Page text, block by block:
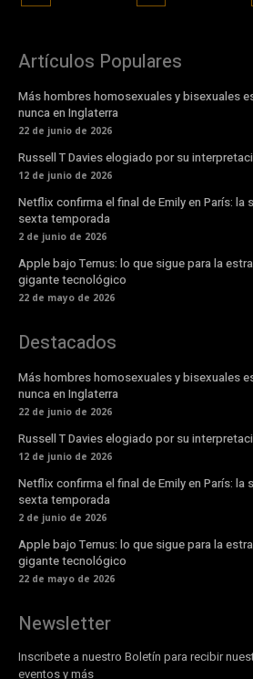
Artículos Populares
Más hombres homosexuales y bisexuales
nunca en Inglaterra
22 de junio de 2026
Russell T Davies elogiado por su
12 de junio de 2026
Netflix confirma el final de Emily en París: la
sexta temporada
2 de junio de 2026
Apple bajo Ternus: lo que sigue para la
gigante tecnológico
22 de mayo de 2026
Destacados
Más hombres homosexuales y bisexuales
nunca en Inglaterra
22 de junio de 2026
Russell T Davies elogiado por su
12 de junio de 2026
Netflix confirma el final de Emily en París: la
sexta temporada
2 de junio de 2026
Apple bajo Ternus: lo que sigue para la
gigante tecnológico
22 de mayo de 2026
Newsletter
Inscribete a nuestro Boletín para recibir
eventos y más